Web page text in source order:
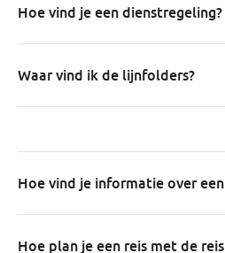
Hoe vind je een dienstregeling?
Waar vind ik de lijnfolders?
Hoe vind je informatie over
Hoe plan je een reis met de